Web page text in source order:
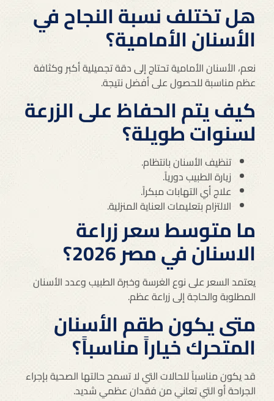
هل تختلف نسبة النجاح في
الأسنان الأمامية؟
نعم، الأسنان الأمامية تحتاج إلى دقة تجميلية أكبر وكثافة
عظم مناسبة للحصول على أفضل نتيجة.
كيف يتم الحفاظ على الزرعة
لسنوات طويلة؟
تنظيف الأسنان بانتظام.
زيارة الطبيب دورياً.
علاج أي التهابات مبكراً.
الالتزام بتعليمات العناية المنزلية.
ما متوسط سعر زراعة
الاسنان في مصر 2026؟
يعتمد السعر على نوع الغرسة وخبرة الطبيب وعدد الأسنان
المطلوبة والحاجة إلى زراعة عظم.
متى يكون طقم الأسنان
المتحرك خياراً مناسباً؟
قد يكون مناسباً للحالات التي لا تسمح حالتها الصحية بإجراء
الجراحة أو التي تعاني من فقدان عظمي شديد.